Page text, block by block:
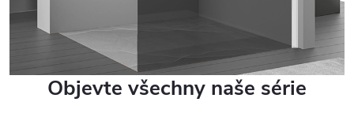
Objevte všechny naše série